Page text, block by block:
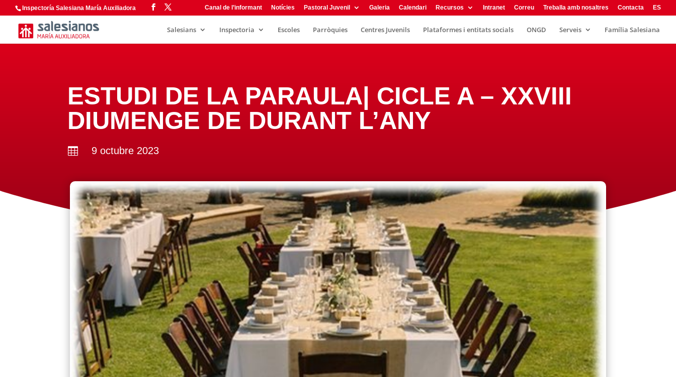
Inspectoría Salesiana María Auxiliadora Canal de l’informant Notícies Pastoral Juvenil Galeria Calendari Recursos Intranet Correu Treballa amb nosaltres Contacta ES
Salesians Inspectoria Escoles Parròquies Centres Juvenils Plataformes i entitats socials ONGD Serveis Família Salesiana
ESTUDI DE LA PARAULA| CICLE A – XXVIII
DIUMENGE DE DURANT L’ANY
 9 octubre 2023